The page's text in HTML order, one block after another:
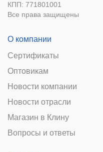
КПП: 771801001
Все права защищены
О компании
Сертификаты
Оптовикам
Новости компании
Новости отрасли
Магазин в Клину
Вопросы и ответы